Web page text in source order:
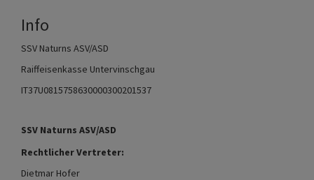
Info
SSV Naturns ASV/ASD
Raiffeisenkasse Untervinschgau
IT37U0815758630000300201537
SSV Naturns ASV/ASD
Rechtlicher Vertreter:
Dietmar Hofer